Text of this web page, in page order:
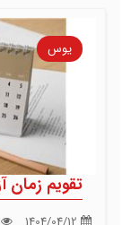
یوس
تقویم زمان